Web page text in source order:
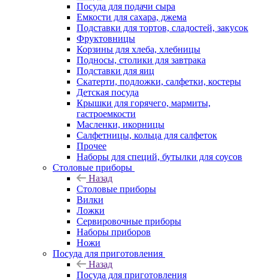
Посуда для подачи сыра
Емкости для сахара, джема
Подставки для тортов, сладостей, закусок
Фруктовницы
Корзины для хлеба, хлебницы
Подносы, столики для завтрака
Подставки для яиц
Скатерти, подложки, салфетки, костеры
Детская посуда
Крышки для горячего, мармиты,
гастроемкости
Масленки, икорницы
Салфетницы, кольца для салфеток
Прочее
Наборы для специй, бутылки для соусов
Столовые приборы
Назад
Столовые приборы
Вилки
Ложки
Сервировочные приборы
Наборы приборов
Ножи
Посуда для приготовления
Назад
Посуда для приготовления